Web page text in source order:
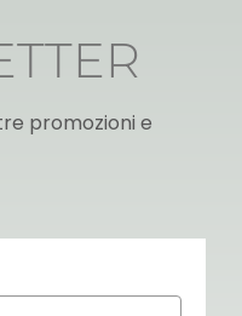
promozioni e